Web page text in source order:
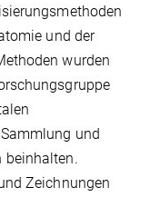
und der
wurden
und
beinhalten.
Zeichnungen